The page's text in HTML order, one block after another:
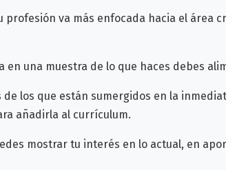
profesión va más enfocada hacia el área
en una muestra de lo que haces debes
de los que están sumergidos en la
añadirla al currículum.
mostrar tu interés en lo actual, en